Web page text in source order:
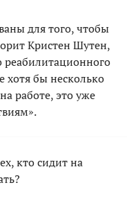
для того, чтобы
Кристен Шутен,
реабилитационного
хотя бы несколько
работе, это уже
кто сидит на